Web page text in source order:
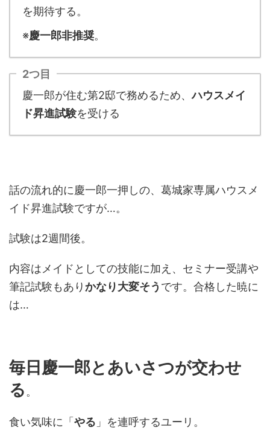
を期待する。
※慶一郎非推奨。
2つ目
慶一郎が住む第2邸で務めるため、ハウスメイ
ド昇進試験を受ける
話の流れ的に慶一郎一押しの、葛城家専属ハウスメ
イド昇進試験ですが…。
試験は2週間後。
内容はメイドとしての技能に加え、セミナー受講や
筆記試験もありかなり大変そう です。合格した暁に
は…
毎日慶一郎とあいさつが交わせ
る 。
食い気味に「 やる 」を連呼するユーリ。